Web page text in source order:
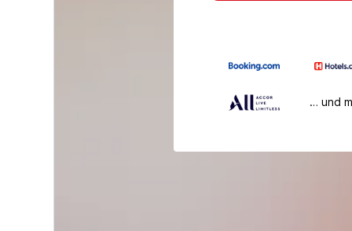
… und